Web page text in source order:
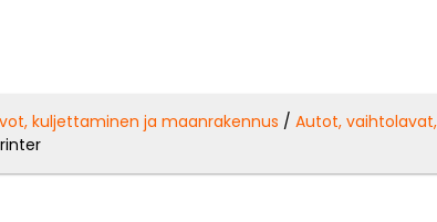
kuljettaminen ja maanrakennus /Autot,